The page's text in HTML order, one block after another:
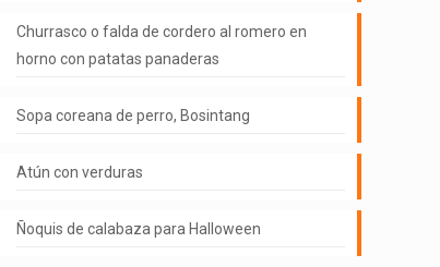
Churrasco o falda de cordero al romero en
horno con patatas panaderas
Sopa coreana de perro, Bosintang
Atún con verduras
Ñoquis de calabaza para Halloween